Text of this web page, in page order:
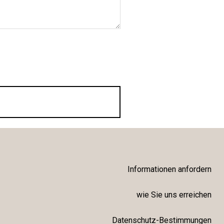
Informationen anfordern
wie Sie uns erreichen
Datenschutz-Bestimmungen